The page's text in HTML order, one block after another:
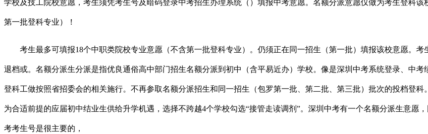
学校及技工院校意愿，考生须凭考生号及暗码登录中考招生办理系统（）填报中考意愿。名额分派意愿仅做为考生登科
第一批登科专业）！
考生最多可填报18个中职类院校专业意愿（不含第一批登科专业）。仍须正在同一招生（第一批）填报该校意愿。考
退档或。名额分派生分派是指优良通俗高中部门招生名额分派到初中（含平易近办）学校。像是深圳中考系统登录、中
登科工做按照省招委会的相关施行。不再参取名额分派招生和同一招生（包罗第一批、第二批、第三批）批次的投档登
为合适前提的应届初中结业生供给升学机遇，选择不跨越4个学校勾选“接管走读调剂”。深圳中考有一个名额分派生意愿
考考生号是很主要的，